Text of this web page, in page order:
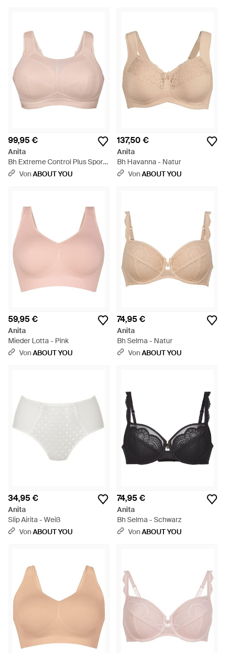
99,95 €
Anita
Bh Extreme Control Plus Sport
- Natur
VonABOUT YOU
137,50 €
Anita
Bh Havanna - Natur
VonABOUT YOU
59,95 €
Anita
Mieder Lotta - Pink
VonABOUT YOU
74,95 €
Anita
Bh Selma - Natur
VonABOUT YOU
34,95 €
Anita
Slip Airita - Weiß
VonABOUT YOU
74,95 €
Anita
Bh Selma - Schwarz
VonABOUT YOU